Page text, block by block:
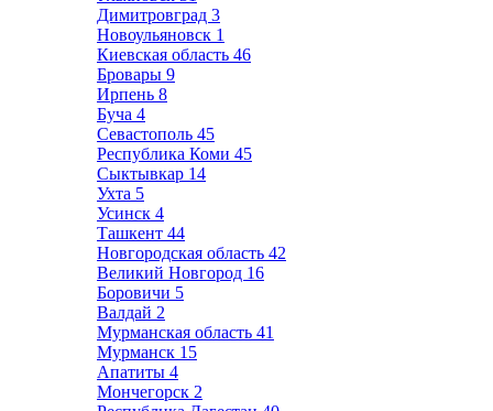
Димитровград 3
Новоульяновск 1
Киевская область 46
Бровары 9
Ирпень 8
Буча 4
Севастополь 45
Республика Коми 45
Сыктывкар 14
Ухта 5
Усинск 4
Ташкент 44
Новгородская область 42
Великий Новгород 16
Боровичи 5
Валдай 2
Мурманская область 41
Мурманск 15
Апатиты 4
Мончегорск 2